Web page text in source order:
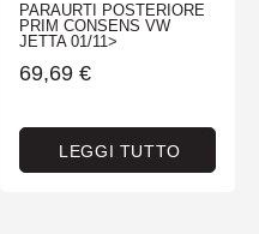
PARAURTI POSTERIORE
PRIM CONSENS VW
JETTA 01/11>
69,69 €
LEGGI TUTTO